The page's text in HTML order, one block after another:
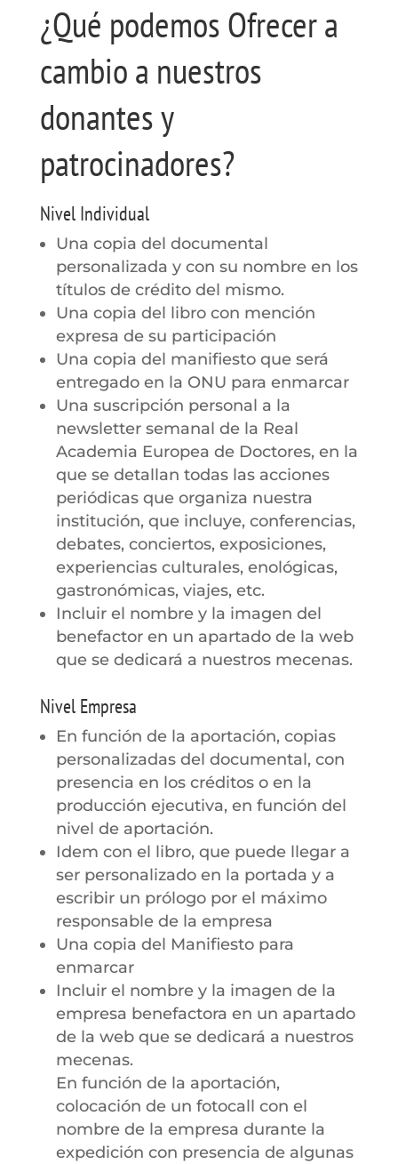
¿Qué podemos Ofrecer a
cambio a nuestros
donantes y
patrocinadores?
Nivel Individual
Una copia del documental
personalizada y con su nombre en los
títulos de crédito del mismo.
Una copia del libro con mención
expresa de su participación
Una copia del manifiesto que será
entregado en la ONU para enmarcar
Una suscripción personal a la
newsletter semanal de la Real
Academia Europea de Doctores, en la
que se detallan todas las acciones
periódicas que organiza nuestra
institución, que incluye, conferencias,
debates, conciertos, exposiciones,
experiencias culturales, enológicas,
gastronómicas, viajes, etc.
Incluir el nombre y la imagen del
benefactor en un apartado de la web
que se dedicará a nuestros mecenas.
Nivel Empresa
En función de la aportación, copias
personalizadas del documental, con
presencia en los créditos o en la
producción ejecutiva, en función del
nivel de aportación.
Idem con el libro, que puede llegar a
ser personalizado en la portada y a
escribir un prólogo por el máximo
responsable de la empresa
Una copia del Manifiesto para
enmarcar
Incluir el nombre y la imagen de la
empresa benefactora en un apartado
de la web que se dedicará a nuestros
mecenas.
En función de la aportación,
colocación de un fotocall con el
nombre de la empresa durante la
expedición con presencia de algunas